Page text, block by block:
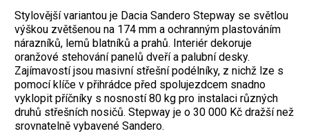
Stylovější variantou je Dacia Sandero Stepway se světlou
výškou zvětšenou na 174 mm a ochranným plastováním
nárazníků, lemů blatníků a prahů. Interiér dekoruje
oranžové stehování panelů dveří a palubní desky.
Zajímavostí jsou masivní střešní podélníky, z nichž lze s
pomocí klíče v přihrádce před spolujezdcem snadno
vyklopit příčníky s nosností 80 kg pro instalaci různých
druhů střešních nosičů. Stepway je o 30 000 Kč dražší než
srovnatelně vybavené Sandero.